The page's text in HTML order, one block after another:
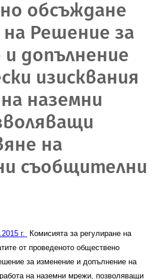
обсъждане
Решение за
допълнение
изисквания
наземни
на
съобщителни
г.
Комисията за регулиране на
от проведеното обществено
за изменение и допълнение на
на наземни мрежи, позволяващи